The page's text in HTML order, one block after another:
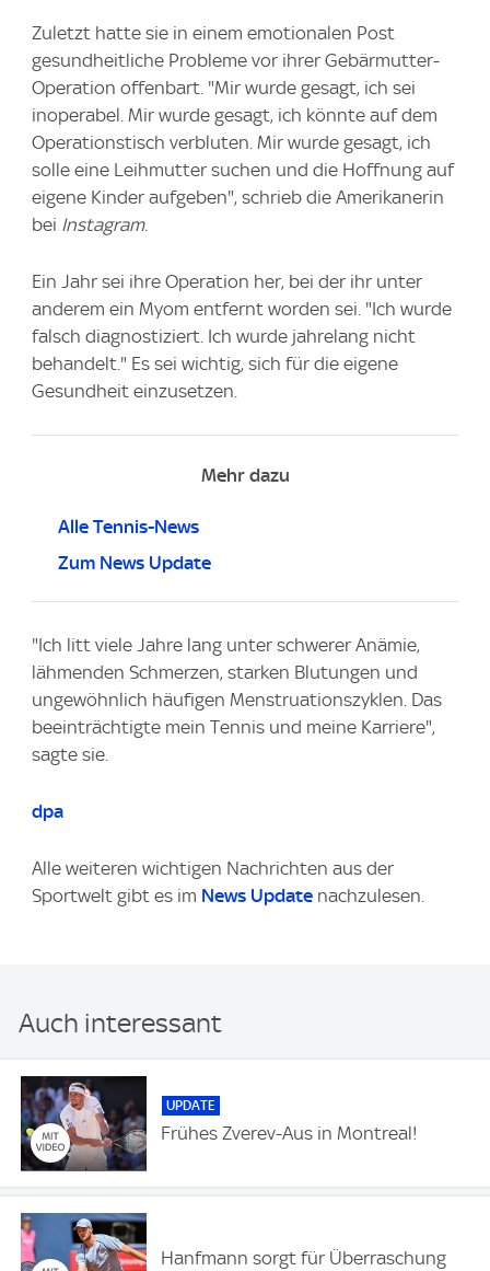
Zuletzt hatte sie in einem emotionalen Post
gesundheitliche Probleme vor ihrer Gebärmutter-
Operation offenbart. "Mir wurde gesagt, ich sei
inoperabel. Mir wurde gesagt, ich könnte auf dem
Operationstisch verbluten. Mir wurde gesagt, ich
solle eine Leihmutter suchen und die Hoffnung auf
eigene Kinder aufgeben", schrieb die Amerikanerin
bei Instagram.
Ein Jahr sei ihre Operation her, bei der ihr unter
anderem ein Myom entfernt worden sei. "Ich wurde
falsch diagnostiziert. Ich wurde jahrelang nicht
behandelt." Es sei wichtig, sich für die eigene
Gesundheit einzusetzen.
Mehr dazu
Alle Tennis-News
Zum News Update
"Ich litt viele Jahre lang unter schwerer Anämie,
lähmenden Schmerzen, starken Blutungen und
ungewöhnlich häufigen Menstruationszyklen. Das
beeinträchtigte mein Tennis und meine Karriere",
sagte sie.
dpa
Alle weiteren wichtigen Nachrichten aus der
Sportwelt gibt es im News Update nachzulesen.
Auch interessant
UPDATE
Frühes Zverev-Aus in Montreal!
Hanfmann sorgt für Überraschung